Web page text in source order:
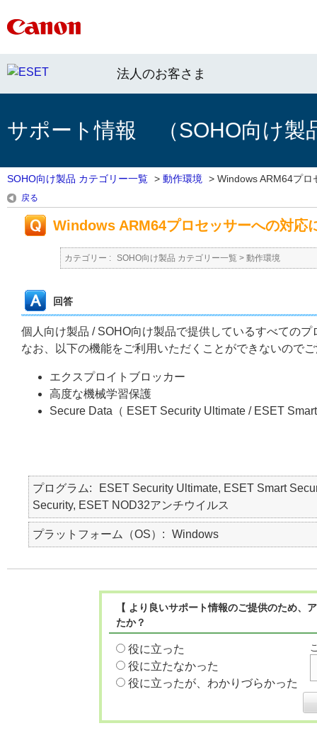
法人のお客さま
サポート情報 （SOHO向け製
SOHO向け製品 カテゴリー一覧 > 動作環境 > Windows ARM64プロ
戻る
Windows ARM64プロセッサーへの対応
カテゴリー : SOHO向け製品 カテゴリー一覧 > 動作環境
回答
個人向け製品 / SOHO向け製品で提供しているすべての
なお、以下の機能をご利用いただくことができないので
エクスプロイトブロッカー
高度な機械学習保護
Secure Data（ ESET Security Ultimate / ESET
プログラム
ESET Security Ultimate, ESET Smart
Security, ESET NOD32アンチウイルス
プラットフォーム（OS） Windows
【 より良いサポート情報のご提供のため
たか？
役に立った
役に立たなかった
役に立ったが、わかりづらかった